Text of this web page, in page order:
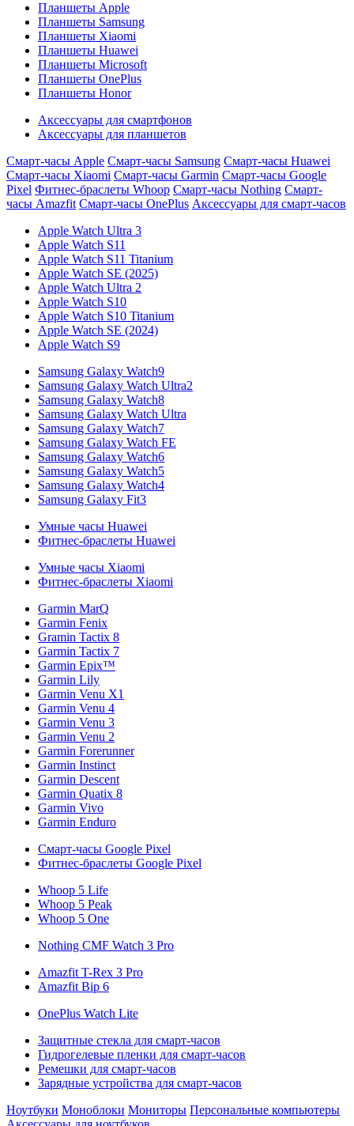
Планшеты Apple
Планшеты Samsung
Планшеты Xiaomi
Планшеты Huawei
Планшеты Microsoft
Планшеты OnePlus
Планшеты Honor
Аксессуары для смартфонов
Аксессуары для планшетов
Смарт-часы Apple Смарт-часы Samsung Смарт-часы Huawei
Смарт-часы Xiaomi Смарт-часы Garmin Смарт-часы Google
Pixel Фитнес-браслеты Whoop Смарт-часы Nothing Смарт-
часы Amazfit Смарт-часы OnePlus Аксессуары для смарт-часов
Apple Watch Ultra 3
Apple Watch S11
Apple Watch S11 Titanium
Apple Watch SE (2025)
Apple Watch Ultra 2
Apple Watch S10
Apple Watch S10 Titanium
Apple Watch SE (2024)
Apple Watch S9
Samsung Galaxy Watch9
Samsung Galaxy Watch Ultra2
Samsung Galaxy Watch8
Samsung Galaxy Watch Ultra
Samsung Galaxy Watch7
Samsung Galaxy Watch FE
Samsung Galaxy Watch6
Samsung Galaxy Watch5
Samsung Galaxy Watch4
Samsung Galaxy Fit3
Умные часы Huawei
Фитнес-браслеты Huawei
Умные часы Xiaomi
Фитнес-браслеты Xiaomi
Garmin MarQ
Garmin Fenix
Gramin Tactix 8
Garmin Tactix 7
Garmin Epix™
Garmin Lily
Garmin Venu X1
Garmin Venu 4
Garmin Venu 3
Garmin Venu 2
Garmin Forerunner
Garmin Instinct
Garmin Descent
Garmin Quatix 8
Garmin Vivo
Garmin Enduro
Смарт-часы Google Pixel
Фитнес-браслеты Google Pixel
Whoop 5 Life
Whoop 5 Peak
Whoop 5 One
Nothing CMF Watch 3 Pro
Amazfit T-Rex 3 Pro
Amazfit Bip 6
OnePlus Watch Lite
Защитные стекла для смарт-часов
Гидрогелевые пленки для смарт-часов
Ремешки для смарт-часов
Зарядные устройства для смарт-часов
Ноутбуки Моноблоки Мониторы Персональные компьютеры